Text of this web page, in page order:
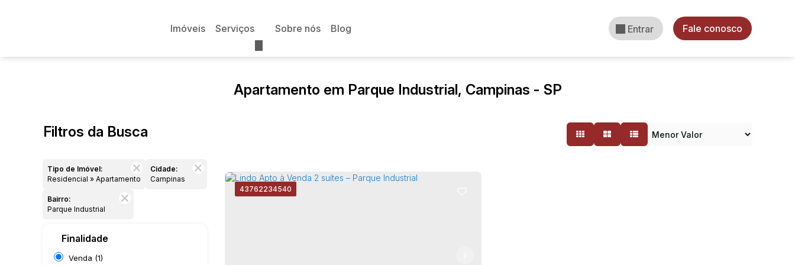
Fale conosco
Entrar
Blog
Sobre nós
Serviços
Imóveis
Apartamento em Parque Industrial, Campinas - SP
Filtros da Busca
Tipo de Imóvel:
Residencial » Apartamento
Cidade:
Campinas
Bairro:
Parque Industrial
Finalidade
Venda (1)
43762234540